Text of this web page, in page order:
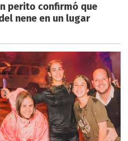
perito confirmó que
nene en un lugar